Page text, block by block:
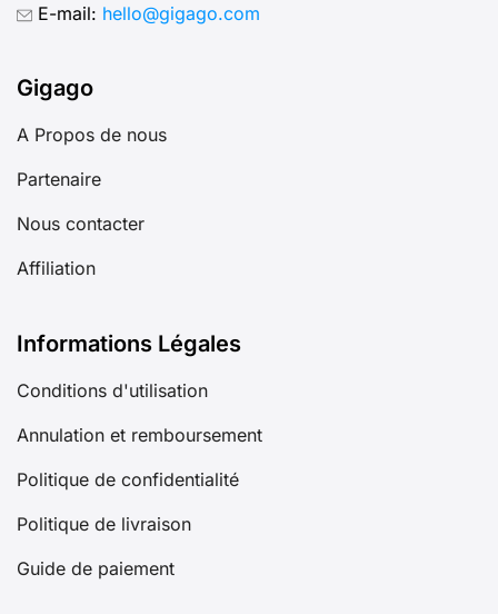
E-mail: hello@gigago.com
Gigago
A Propos de nous
Partenaire
Nous contacter
Affiliation
Informations Légales
Conditions d'utilisation
Annulation et remboursement
Politique de confidentialité
Politique de livraison
Guide de paiement